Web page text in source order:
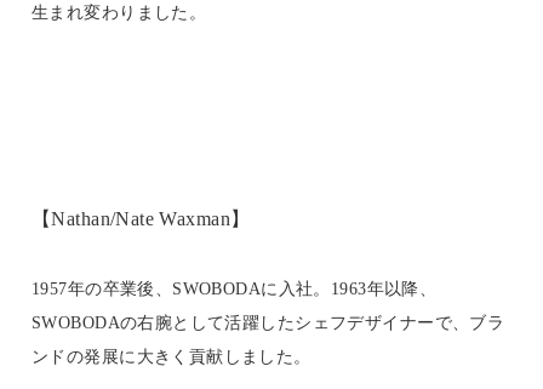
生まれ変わりました。
【Nathan/Nate Waxman】
1957年の卒業後、SWOBODAに入社。1963年以降、
SWOBODAの右腕として活躍したシェフデザイナーで、ブラ
ンドの発展に大きく貢献しました。